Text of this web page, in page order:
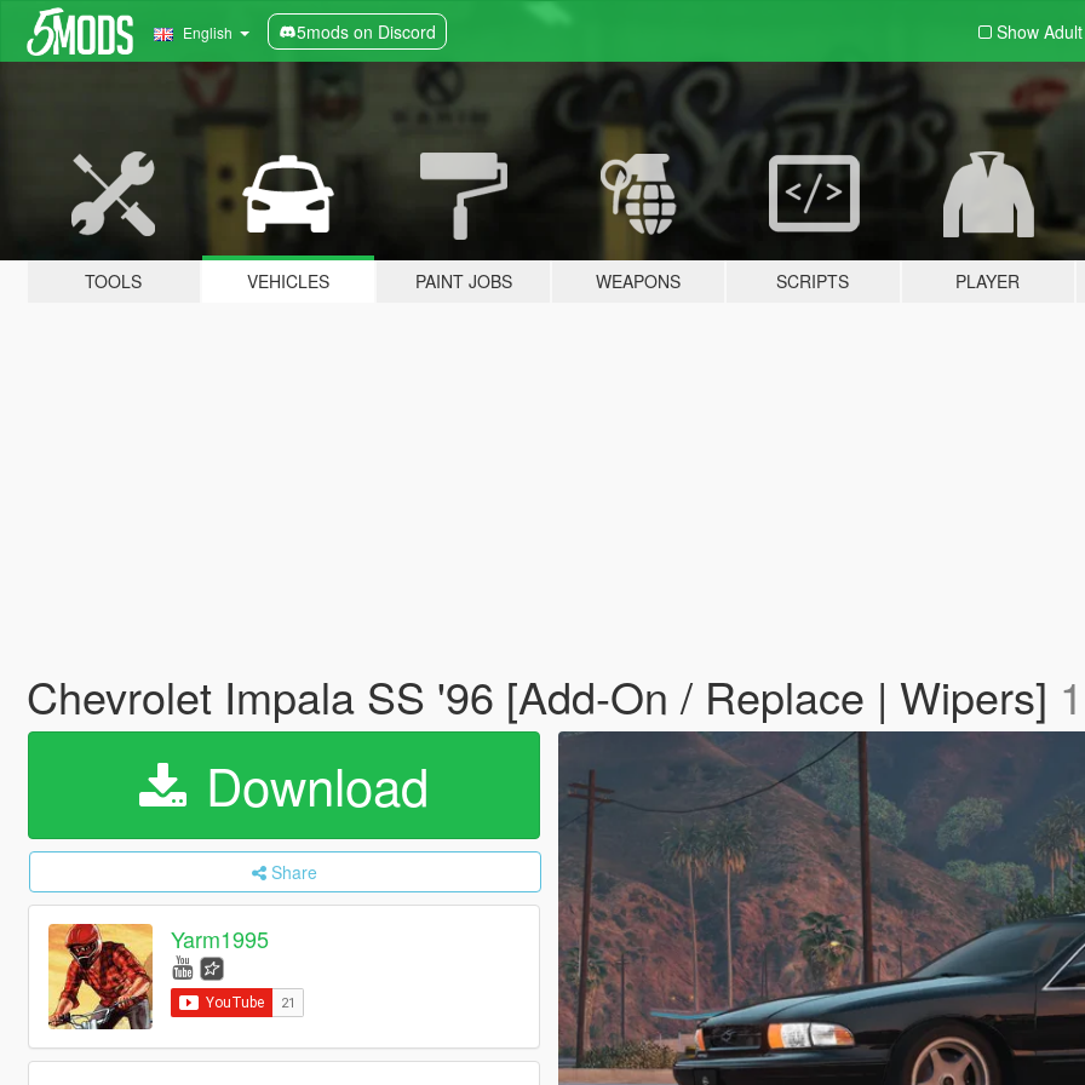
English 5mods on Discord Show
TOOLS VEHICLES PAINT JOBS WEAPONS SCRIPTS PLAYER
Chevrolet Impala SS '96 [Add-On / Replace | Wipers]
Download
Share
Yarm1995